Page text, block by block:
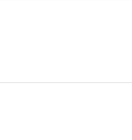
متوقف می‌شود. دستگاه
است و به اینترنت متصل